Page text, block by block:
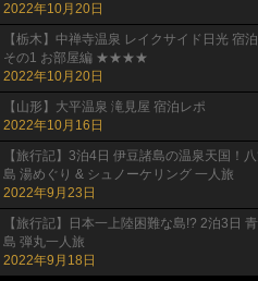
2022年10月20日
【栃木】中禅寺温泉 レイクサイド日光 宿泊
その1 お部屋編 ★★★★
2022年10月20日
【山形】大平温泉 滝見屋 宿泊レポ
2022年10月16日
【旅行記】3泊4日 伊豆諸島の温泉天国！
島 湯めぐり & シュノーケリング 一人旅
2022年9月23日
【旅行記】日本一上陸困難な島!? 2泊3日
島 弾丸一人旅
2022年9月18日